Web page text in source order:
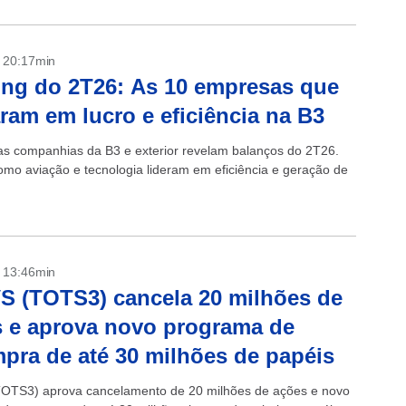
do 2T26: As 10 empresas que
em lucro e eficiência na B3
companhias da B3 e exterior revelam balanços do 2T26.
aviação e tecnologia lideram em eficiência e geração de
(TOTS3) cancela 20 milhões de
e aprova novo programa de
de até 30 milhões de papéis
aprova cancelamento de 20 milhões de ações e novo